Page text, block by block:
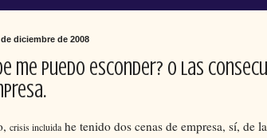
diciembre de 2008
me puedo esconder? o las
crisis incluida he tenido dos cenas de empresa, sí, de